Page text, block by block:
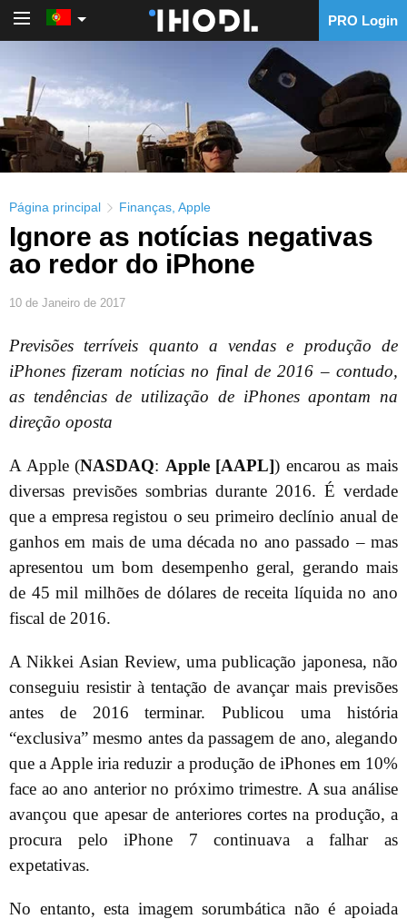
PRO Login
Página principal Finanças Apple
Ignore as notícias negativas
ao redor do iPhone
10 de Janeiro de 2017
Previsões terríveis quanto a vendas e produção de
iPhones fizeram notícias no final de 2016 – contudo,
as tendências de utilização de iPhones apontam na
direção oposta
A Apple (NASDAQ: Apple [AAPL]) encarou as mais
diversas previsões sombrias durante 2016. É verdade
que a empresa registou o seu primeiro declínio anual de
ganhos em mais de uma década no ano passado – mas
apresentou um bom desempenho geral, gerando mais
de 45 mil milhões de dólares de receita líquida no ano
fiscal de 2016.
A Nikkei Asian Review, uma publicação japonesa, não
conseguiu resistir à tentação de avançar mais previsões
antes de 2016 terminar. Publicou uma história
“exclusiva” mesmo antes da passagem de ano, alegando
que a Apple iria reduzir a produção de iPhones em 10%
face ao ano anterior no próximo trimestre. A sua análise
avançou que apesar de anteriores cortes na produção, a
procura pelo iPhone 7 continuava a falhar as
expetativas.
No entanto, esta imagem sorumbática não é apoiada